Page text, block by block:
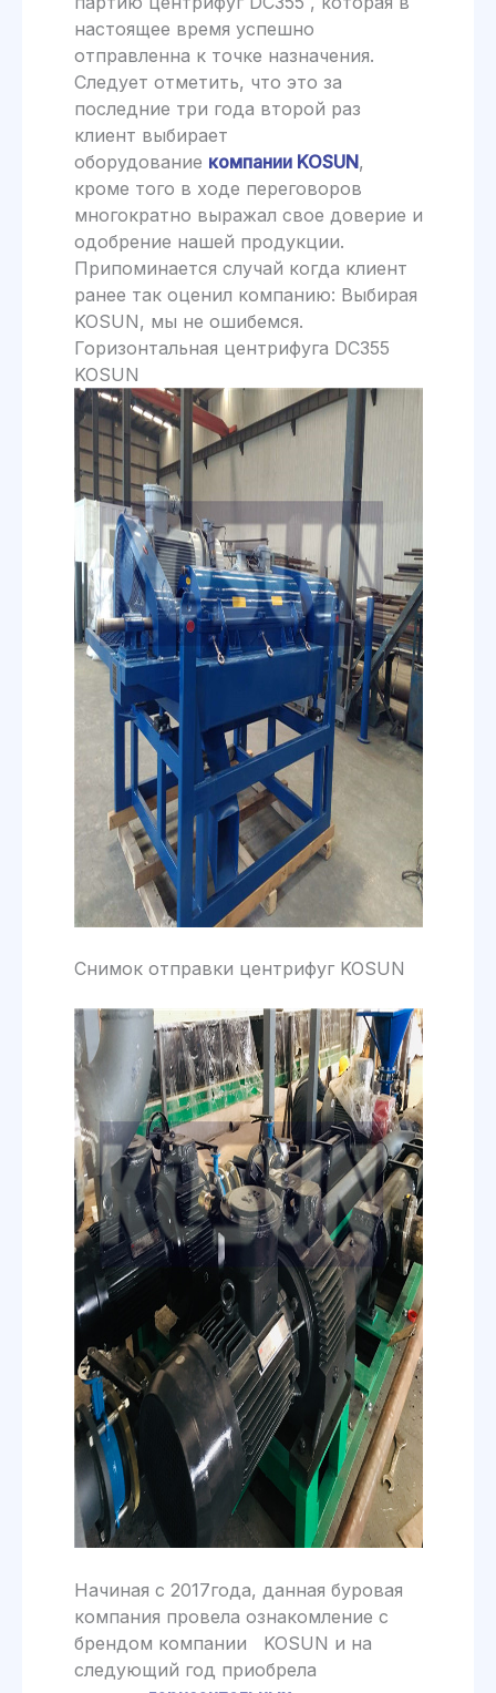
настоящее время успешно
отправленна к точке назначения.
Следует отметить, что это за
последние три года второй раз
клиент выбирает
оборудование компании KOSUN,
кроме того в ходе переговоров
многократно выражал свое доверие и
одобрение нашей продукции.
Припоминается случай когда клиент
ранее так оценил компанию: Выбирая
KOSUN, мы не ошибемся.
Горизонтальная центрифуга DC355
KOSUN
Снимок отправки центрифуг KOSUN
Начиная с 2017года, данная буровая
компания провела ознакомление с
брендом компании KOSUN и на
следующий год приобрела